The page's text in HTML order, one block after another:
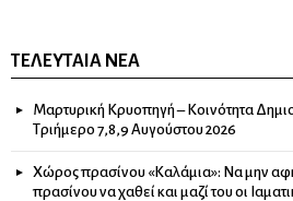
ΤΕΛΕΥΤΑΊΑ ΝΈΑ
Μαρτυρική Κρυοπηγή – Κοινότητα
Τριήμερο 7,8,9 Αυγούστου 2026
Χώρος πρασίνου «Καλάμια»: Να μην
πρασίνου να χαθεί και μαζί του οι